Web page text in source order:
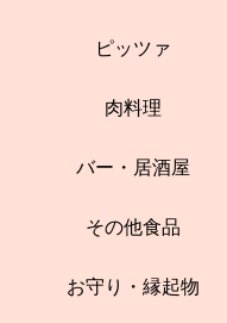
ピッツァ
肉料理
バー・居酒屋
その他食品
お守り・縁起物